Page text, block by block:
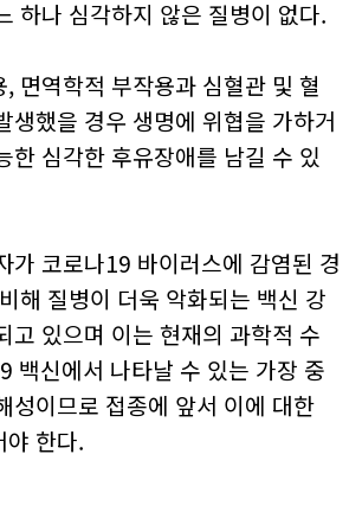
하나 심각하지 않은 질병이 없다.
면역학적 부작용과 심혈관 및 혈
생했을 경우 생명에 위협을 가하거
한 심각한 후유장애를 남길 수 있
가 코로나19 바이러스에 감염된 경
해 질병이 더욱 악화되는 백신 강
고 있으며 이는 현재의 과학적 수
백신에서 나타날 수 있는 가장 중
성이므로 접종에 앞서 이에 대한
야 한다.